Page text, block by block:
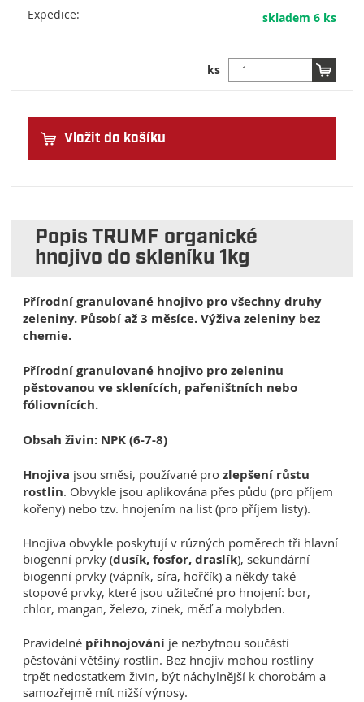
Expedice: skladem 6 ks
ks
Vložit do košíku
Popis TRUMF organické
hnojivo do skleníku 1kg
Přírodní granulované hnojivo pro všechny druhy
zeleniny. Působí až 3 měsíce. Výživa zeleniny bez
chemie.
Přírodní granulované hnojivo pro zeleninu
pěstovanou ve sklenících, pařeništních nebo
fóliovnících.
Obsah živin: NPK (6-7-8)
Hnojiva jsou směsi, používané prozlepšení růstu
rostlin. Obvykle jsou aplikována přes půdu (pro příjem
kořeny) nebo tzv. hnojením na list (pro příjem listy).
Hnojiva obvykle poskytují v různých poměrech tři hlavní
biogenní prvky (dusík, fosfor, draslík), sekundární
biogenní prvky (vápník, síra, hořčík) a někdy také
stopové prvky, které jsou užitečné pro hnojení: bor,
chlor, mangan, železo, zinek, měď a molybden.
Pravidelné přihnojování je nezbytnou součástí
pěstování většiny rostlin. Bez hnojiv mohou rostliny
trpět nedostatkem živin, být náchylnější k chorobám a
samozřejmě mít nižší výnosy.